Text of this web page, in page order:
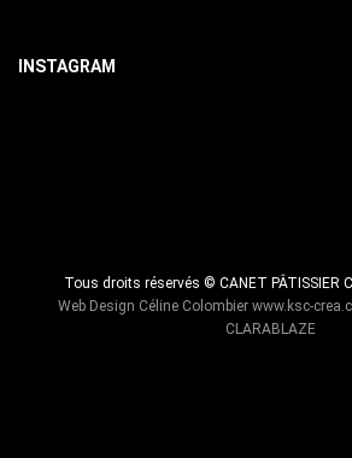
INSTAGRAM
Tous droits réservés © CANET PÂTISSIER
Web Design Céline Colombier www.ksc-
CLARABLAZE